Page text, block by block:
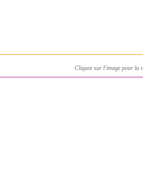
Cliquez sur l'image pour la